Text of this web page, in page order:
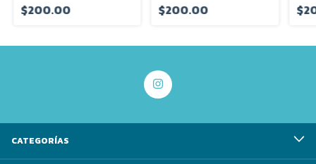
$200.00 $200.00
CATEGORÍAS